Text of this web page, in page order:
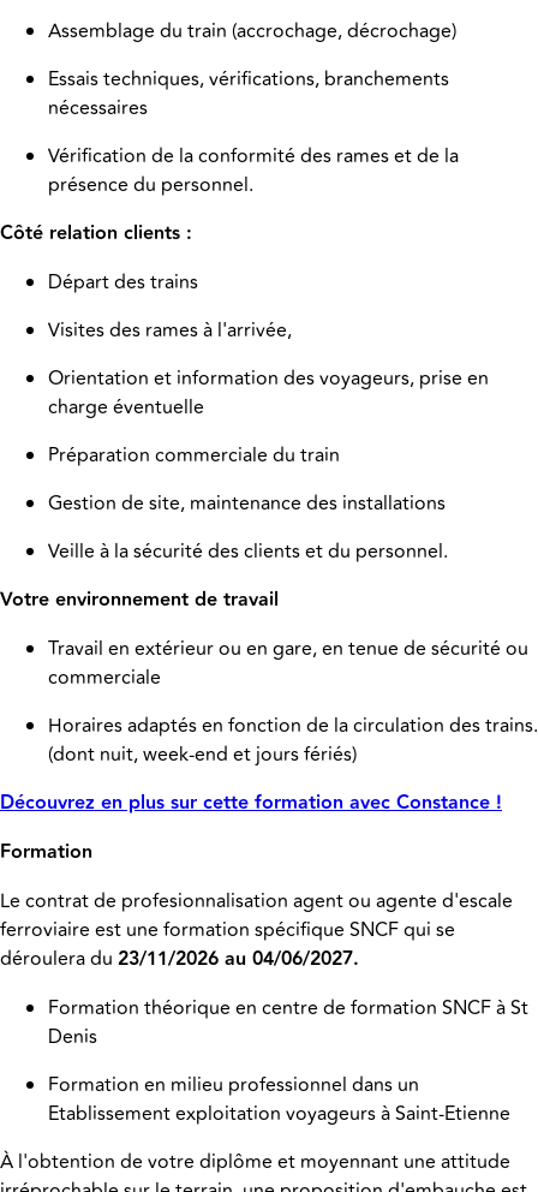
Assemblage du train (accrochage, décrochage)
Essais techniques, vérifications, branchements
nécessaires
Vérification de la conformité des rames et de la
présence du personnel.
Côté relation clients :
Départ des trains
Visites des rames à l'arrivée,
Orientation et information des voyageurs, prise en
charge éventuelle
Préparation commerciale du train
Gestion de site, maintenance des installations
Veille à la sécurité des clients et du personnel.
Votre environnement de travail
Travail en extérieur ou en gare, en tenue de sécurité ou
commerciale
Horaires adaptés en fonction de la circulation des trains.
(dont nuit, week-end et jours fériés)
Découvrez en plus sur cette formation avec Constance !
Formation
Le contrat de profesionnalisation agent ou agente d'escale
ferroviaire est une formation spécifique SNCF qui se
déroulera du 23/11/2026 au 04/06/2027.
Formation théorique en centre de formation SNCF à St
Denis
Formation en milieu professionnel dans un
Etablissement exploitation voyageurs à Saint-Etienne
À l'obtention de votre diplôme et moyennant une attitude